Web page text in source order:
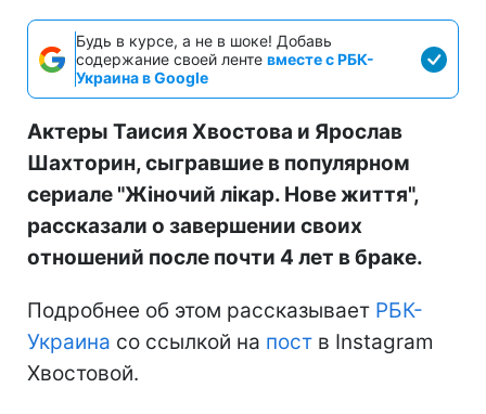
Будь в курсе, а не в шоке! Добавь
содержание своей ленте вместе с РБК-
Украина в Google
Актеры Таисия Хвостова и Ярослав
Шахторин, сыгравшие в популярном
сериале "Жіночий лікар. Нове життя",
рассказали о завершении своих
отношений после почти 4 лет в браке.
Подробнее об этом рассказывает РБК-
Украина со ссылкой на пост в Instagram
Хвостовой.